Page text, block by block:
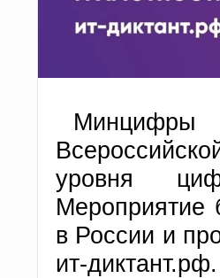
Минцифры
уровня
Мероприятие
в России и
ит-диктант.рф.